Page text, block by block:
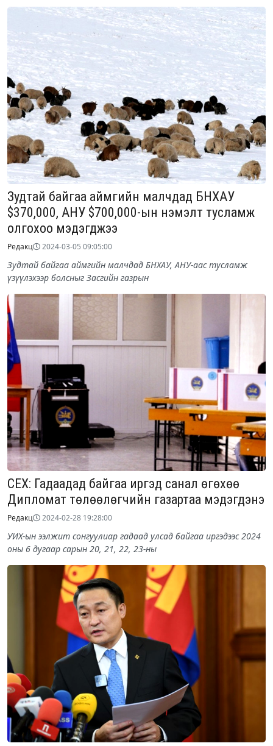
Зудтай байгаа аймгийн малчдад БНХАУ
$370,000, АНУ $700,000-ын нэмэлт тусламж
олгохоо мэдэгджээ
Редакц 2024-03-05 09:05:00
Зудтай байгаа аймгийн малчдад БНХАУ, АНУ-аас тусламж
үзүүлэхээр болсныг Засгийн газрын
СЕХ: Гадаадад байгаа иргэд санал өгөхөө
Дипломат төлөөлөгчийн газартаа мэдэгдэнэ
Редакц 2024-02-28 19:28:00
УИХ-ын ээлжит сонгуулиар гадаад улсад байгаа иргэдээс 2024
оны 6 дугаар сарын 20, 21, 22, 23-ны